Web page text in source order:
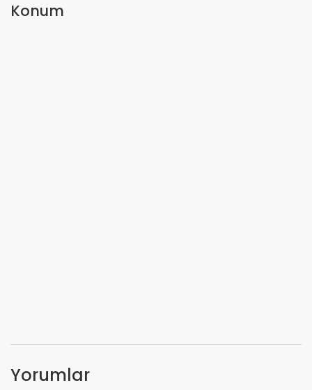
Konum
Yorumlar